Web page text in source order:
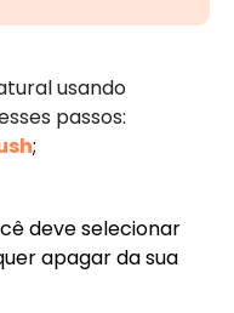
usando
passos:
;
deve selecionar
apagar da sua